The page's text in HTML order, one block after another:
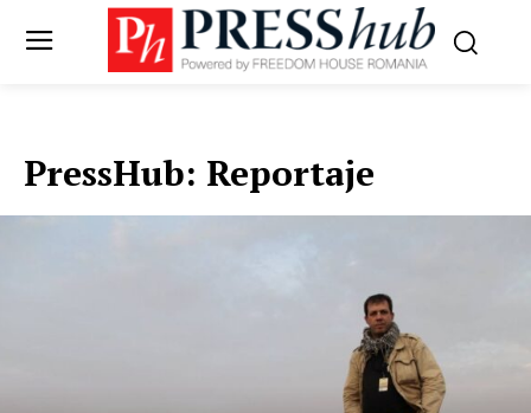
PressHub: Reportaje